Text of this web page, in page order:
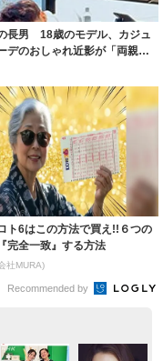
長男 18歳のモデル、カジュ
デのおしゃれ近影が「両親の
ト6はこの方法で買え!!６つの
完全一致』する方法
社MURA)
Recommended by